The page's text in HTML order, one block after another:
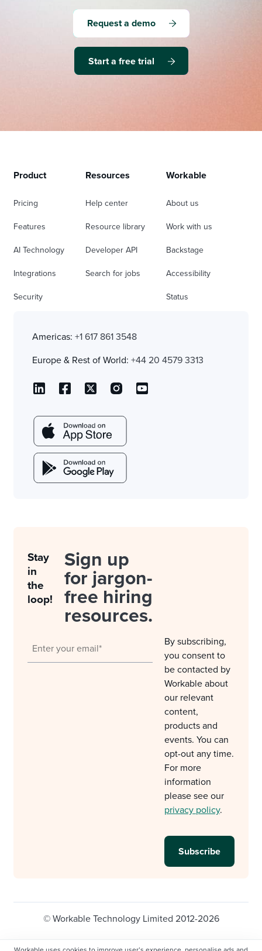
Request a demo
Start a free trial
Product
Pricing
Features
AI Technology
Integrations
Security
Resources
Help center
Resource library
Developer API
Search for jobs
Workable
About us
Work with us
Backstage
Accessibility
Status
Americas: +1 617 861 3548
Europe & Rest of World: +44 20 4579 3313
Stay
in
the
loop!
Sign up
for jargon-
free hiring
resources.
By subscribing,
you consent to
be contacted by
Workable about
our relevant
content,
products and
events. You can
opt-out any time.
For more
information
please see our
privacy policy.
© Workable Technology Limited 2012-2026
Privacy policy Cookie Settings